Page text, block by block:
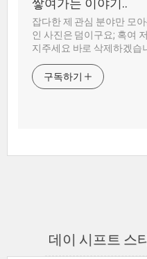
쌓여가는 이야기..
잡다한 제 관심 분야만 모
인 사진은 덤이구요; 혹여
지주세요 바로 삭제하겠습
구독하기
데이 시프트 스